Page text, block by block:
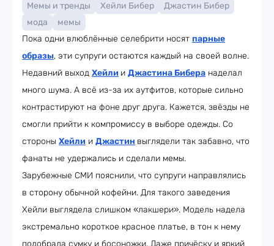
Мемы и тренды Хейли Бибер
Джастин Бибер
мода
мемы
Пока одни влюблённые селебрити носят парные
образы, эти супруги остаются каждый на своей волне.
Недавний выход Хейли и Джастина Бибера наделал
много шума. А всё из-за их аутфитов, которые сильно
контрастируют на фоне друг друга. Кажется, звёзды не
смогли прийти к компромиссу в выборе одежды. Со
стороны Хейли и Джастин выглядели так забавно, что
фанаты не удержались и сделали мемы.
Зарубежные СМИ пояснили, что супруги направлялись
в сторону обычной кофейни. Для такого заведения
Хейли выглядела слишком «лакшери». Модель надела
экстремально короткое красное платье, в тон к нему
подобрала сумку и босоножки. Даже причёску и яркий